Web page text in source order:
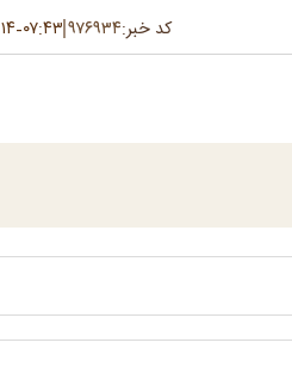
کد خبر:۹۷۶۹۳۴ ۰۷:۴۳-۱۴ خرداد ۱۴۰۵